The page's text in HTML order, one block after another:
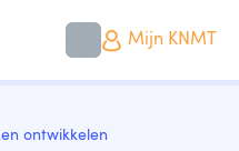
Mijn KNMT
ontwikkelen